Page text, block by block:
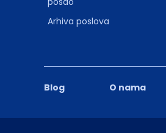
Blog O nama
Arhiva poslova